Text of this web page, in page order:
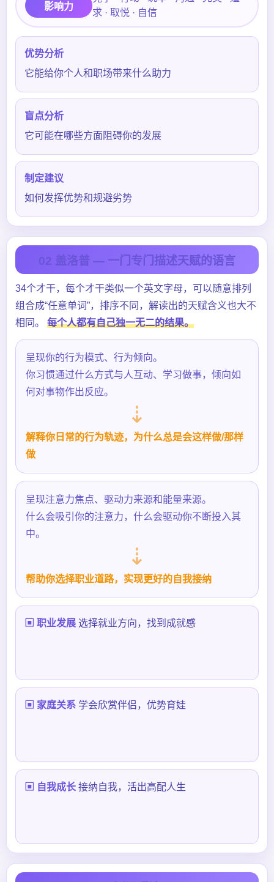
影响力
求 · 取悦 · 自信
优势分析
它能给你个人和职场带来什么助力
盲点分析
它可能在哪些方面阻碍你的发展
制定建议
如何发挥优势和规避劣势
02 盖洛普 — 一门专门描述天赋的语言
34个才干，每个才干类似一个英文字母，可以随意排列
组合成“任意单词”，排序不同，解读出的天赋含义也大不
相同。 每个人都有自己独一无二的结果。
呈现你的行为模式、行为倾向。
你习惯通过什么方式与人互动、学习做事，倾向如
何对事物作出反应。
⇣
解释你日常的行为轨迹，为什么总是会这样做/那样
做
呈现注意力焦点、驱动力来源和能量来源。
什么会吸引你的注意力，什么会驱动你不断投入其
中。
⇣
帮助你选择职业道路，实现更好的自我接纳
▣ 职业发展 选择就业方向，找到成就感
▣ 家庭关系 学会欣赏伴侣，优势育娃
▣ 自我成长 接纳自我，活出高配人生